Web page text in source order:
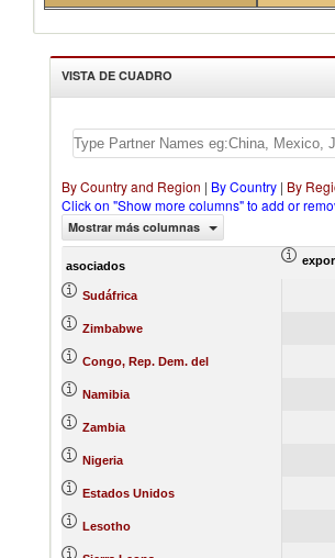
VISTA DE CUADRO
By Country and Region | By Country | By
Click on "Show more columns" to add or
Mostrar más columnas
asociados
Sudáfrica
Zimbabwe
Congo, Rep. Dem. del
Namibia
Zambia
Nigeria
Estados Unidos
Lesotho